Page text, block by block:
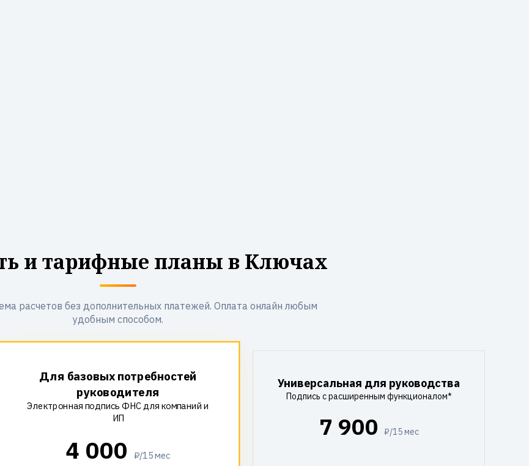
и тарифные планы в Ключах
расчетов без дополнительных платежей. Оплата онлайн любым
удобным способом.
Для базовых потребностей
руководителя
Электронная подпись ФНС для компаний и
ИП
4 000 ₽/15 мес
Универсальная для руководства
Подпись с расширенным функционалом*
7 900 ₽/15 мес